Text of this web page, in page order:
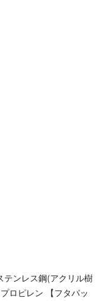
テンレス鋼(アクリル樹
ロピレン 【フタパッ